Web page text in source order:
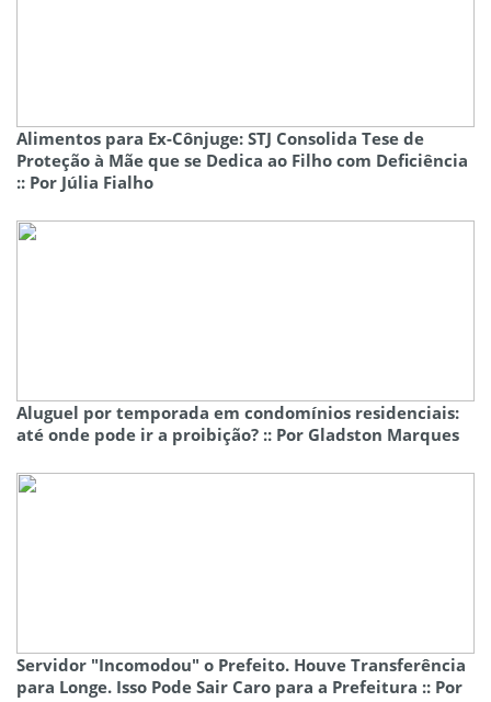
Alimentos para Ex-Cônjuge: STJ Consolida Tese de
Proteção à Mãe que se Dedica ao Filho com Deficiência
:: Por Júlia Fialho
Aluguel por temporada em condomínios residenciais:
até onde pode ir a proibição? :: Por Gladston Marques
Servidor "Incomodou" o Prefeito. Houve Transferência
para Longe. Isso Pode Sair Caro para a Prefeitura :: Por